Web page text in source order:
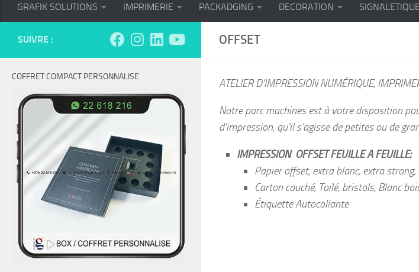
GRAFIK SOLUTIONS IMPRIMERIE PACKADGING DECORATION SIGNALETIQUE
OFFSET
ATELIER D’IMPRESSION NUMÉRIQUE,
Notre parc machines est à votre disposition
d’impression, qu’il s’agisse de petites ou de
IMPRESSION OFFSET FEUILLE A FEUILLE:
Papier offset, extra blanc, extra
Carton couché, Toilé, bristols, Blanc
Étiquette Autocollante
SUIVRE :
COFFRET COMPACT PERSONNALISE